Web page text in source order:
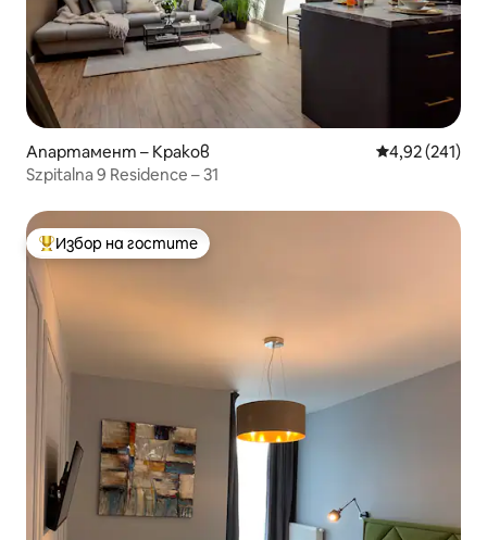
Апартамент – Краков Средна
4,92 (241)
Szpitalna 9 Residence – 31
Най-популярен избор на гостите
Избор на гостите